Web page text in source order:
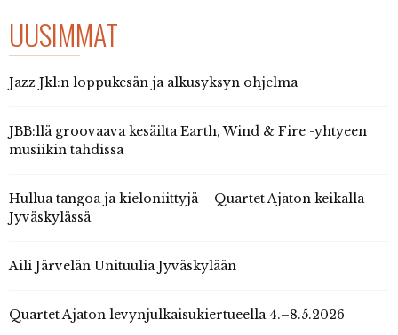
UUSIMMAT
Jazz Jkl:n loppukesän ja alkusyksyn ohjelma
JBB:llä groovaava kesäilta Earth, Wind & Fire -yhtyeen
musiikin tahdissa
Hullua tangoa ja kieloniittyjä – Quartet Ajaton keikalla
Jyväskylässä
Aili Järvelän Unituulia Jyväskylään
Quartet Ajaton levynjulkaisukiertueella 4.–8.5.2026